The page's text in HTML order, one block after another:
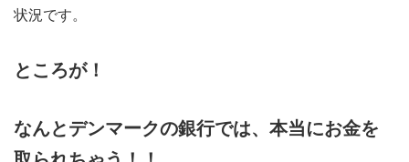
状況です。
ところが！
なんとデンマークの銀行では、本当にお金を